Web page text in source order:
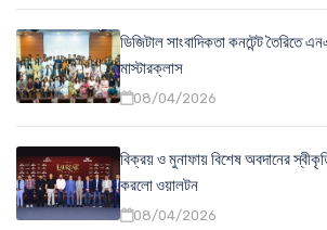
ডিজিটাল সাংবাদিকতা কনটেন্ট তৈরিতে
মাস্টারক্লাস
08/04/2026
বিক্রয় ও মুনাফায় বিশেষ অবদানের
করলো ওয়ালটন
08/04/2026